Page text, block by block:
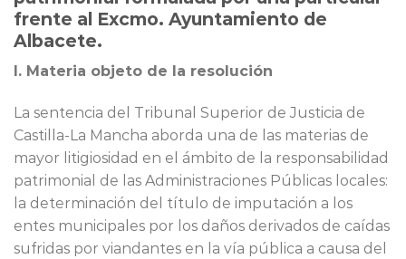
frente al Excmo. Ayuntamiento de
Albacete.
I. Materia objeto de la resolución
La sentencia del Tribunal Superior de Justicia de
Castilla-La Mancha aborda una de las materias de
mayor litigiosidad en el ámbito de la responsabilidad
patrimonial de las Administraciones Públicas locales:
la determinación del título de imputación a los
entes municipales por los daños derivados de caídas
sufridas por viandantes en la vía pública a causa del